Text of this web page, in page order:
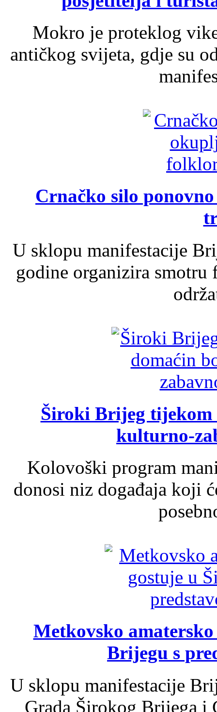
Mokro je proteklog
antičkog svijeta, gdje su
Crnačko silo
U sklopu manifestacije
godine organizira
Široki Brijeg tijekom
kulturno-
Kolovoški program
donosi niz događaja koji
Metkovsko
Brijegu s
U sklopu manifestacije
Grada Širokog Brijega